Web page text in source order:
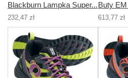
Blackburn Lampka Super...
232,47 zł
Buty
613,77 zł